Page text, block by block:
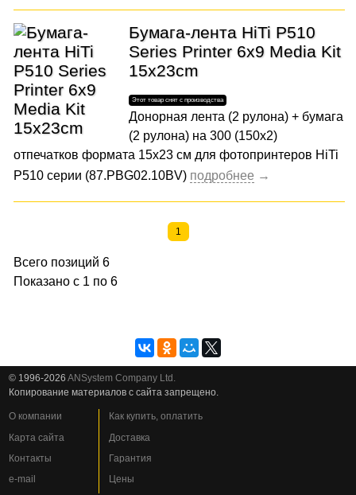
Бумага-лента HiTi P510
Series Printer 6x9 Media Kit
15x23cm
Донорная лента (2 рулона) + бумага
(2 рулона) на 300 (150х2)
отпечатков формата 15x23 cм для фотопринтеров HiTi
P510 серии (87.PBG02.10BV)
1
Всего позиций 6
Показано с 1 по 6
© 1996-2026ANSystem Company Ltd.
Копирование материалов с сайта запрещено.
О компании
Карта сайта
Контакты
e-mail
Как купить, оплатить
Доставка
Гарантия
Цены